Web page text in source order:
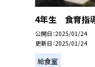
4年生 食育指
公開日 2025/01/24
更新日 2025/01/24
給食室